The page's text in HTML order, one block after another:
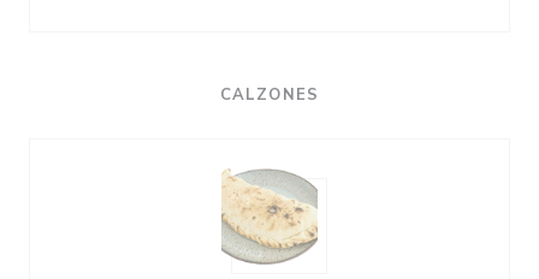
CALZONES